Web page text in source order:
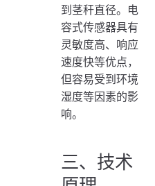
到茎秆直径。电
容式传感器具有
灵敏度高、响应
速度快等优点，
但容易受到环境
湿度等因素的影
响。
三、技术